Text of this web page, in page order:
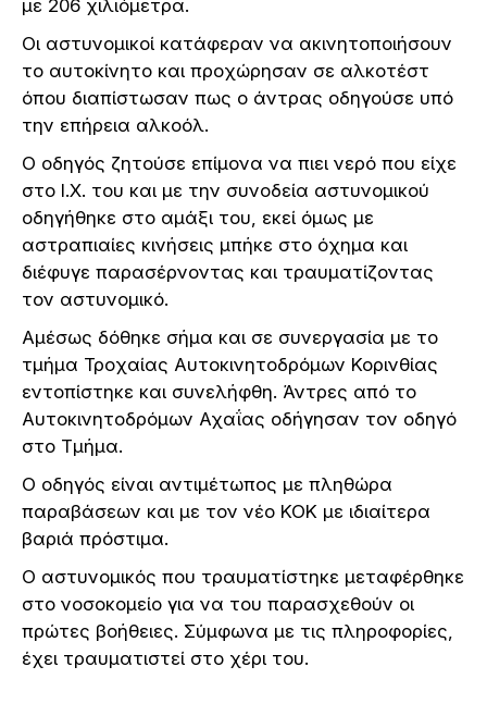
με 206 χιλιόμετρα.
Οι αστυνομικοί κατάφεραν να ακινητοποιήσουν
το αυτοκίνητο και προχώρησαν σε αλκοτέστ
όπου διαπίστωσαν πως ο άντρας οδηγούσε υπό
την επήρεια αλκοόλ.
Ο οδηγός ζητούσε επίμονα να πιει νερό που είχε
στο Ι.Χ. του και με την συνοδεία αστυνομικού
οδηγήθηκε στο αμάξι του, εκεί όμως με
αστραπιαίες κινήσεις μπήκε στο όχημα και
διέφυγε παρασέρνοντας και τραυματίζοντας
τον αστυνομικό.
Αμέσως δόθηκε σήμα και σε συνεργασία με το
τμήμα Τροχαίας Αυτοκινητοδρόμων Κορινθίας
εντοπίστηκε και συνελήφθη. Άντρες από το
Αυτοκινητοδρόμων Αχαΐας οδήγησαν τον οδηγό
στο Τμήμα.
Ο οδηγός είναι αντιμέτωπος με πληθώρα
παραβάσεων και με τον νέο ΚΟΚ με ιδιαίτερα
βαριά πρόστιμα.
Ο αστυνομικός που τραυματίστηκε μεταφέρθηκε
στο νοσοκομείο για να του παρασχεθούν οι
πρώτες βοήθειες. Σύμφωνα με τις πληροφορίες,
έχει τραυματιστεί στο χέρι του.